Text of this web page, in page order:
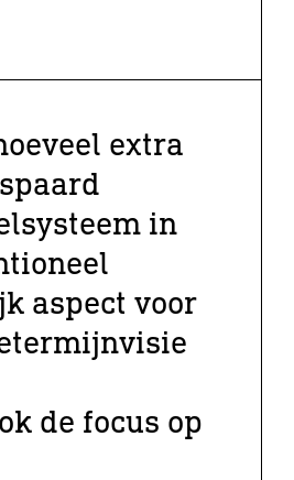
extra
in
aspect voor
de focus op